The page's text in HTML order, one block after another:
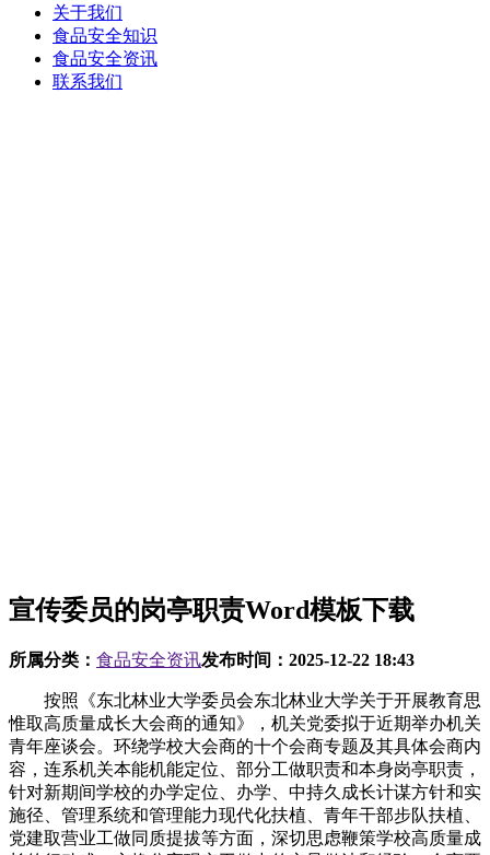
关于我们
食品安全知识
食品安全资讯
联系我们
宣传委员的岗亭职责Word模板下载
所属分类： 食品安全资讯发布时间： 2025-12-22 18:43
按照《东北林业大学委员会东北林业大学关于开展教育思
惟取高质量成长大会商的通知》，机关党委拟于近期举办机关
青年座谈会。环绕学校大会商的十个会商专题及其具体会商内
容，连系机关本能机能定位、部分工做职责和本身岗亭职责，
针对新期间学校的办学定位、办学、中持久成长计谋方针和实
施径、管理系统和管理能力现代化扶植、青年干部步队扶植、
党建取营业工做同质提拔等方面，深切思虑鞭策学校高质量成